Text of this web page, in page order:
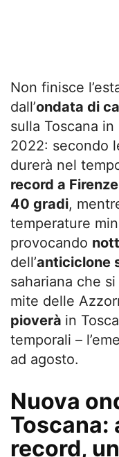
Non finisce
dall’ondata di
sulla Toscana
2022: secondo
durerà nel
record a Firenze
40 gradi,
temperature
provocando
dell’anticiclone
sahariana che
mite delle
pioverà in
temporali –
ad agosto.
Nuova
Toscana:
record,